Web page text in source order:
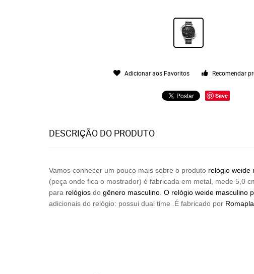
Adicionar aos Favoritos Recomendar
Save
DESCRIÇÃO DO PRODUTO
Vamos conhecer um pouco mais sobre o produto relógio weide
(peça onde fica o mostrador) é fabricada em metal, mede 5,0
para relógios do gênero masculino O relógio weide masculino
adicionais do relógio: possui dual time .É fabricado por